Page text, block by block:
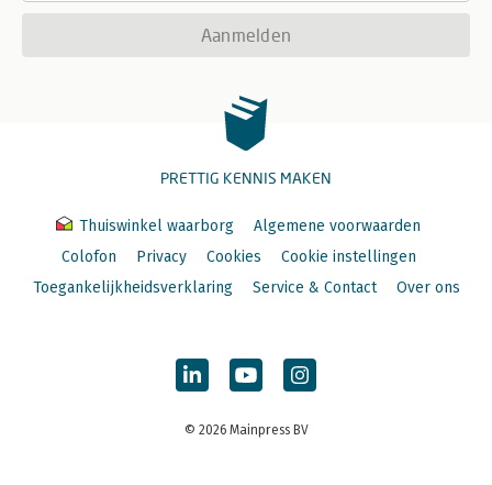
Aanmelden
PRETTIG KENNIS MAKEN
Thuiswinkel waarborg
Algemene voorwaarden
Colofon
Privacy Cookies
Cookie instellingen
Toegankelijkheidsverklaring
Service & Contact Over ons
© 2026 Mainpress BV